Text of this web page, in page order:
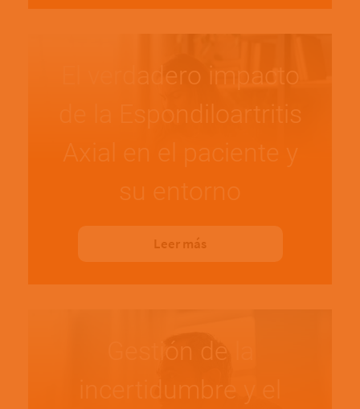
El verdadero impacto
de la Espondiloartritis
Axial en el paciente y
su entorno
Leer más
incertidumbre y el